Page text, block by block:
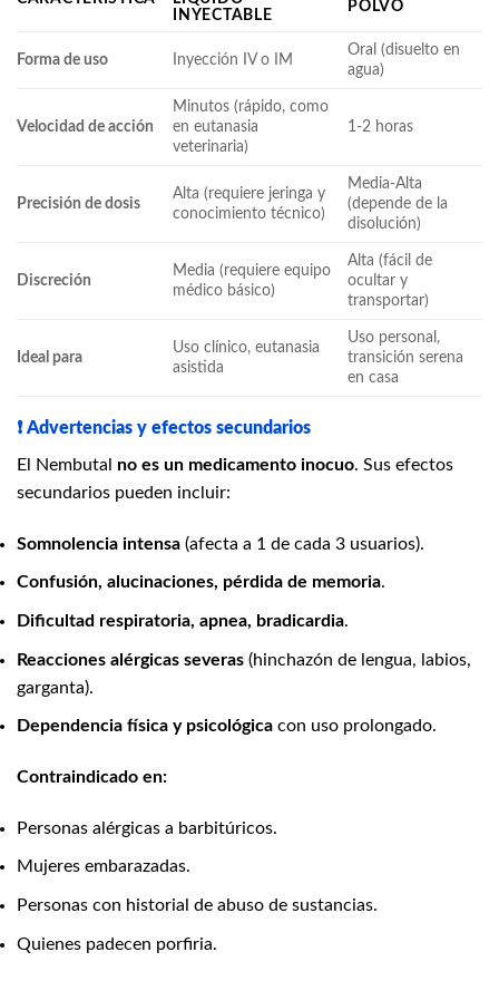
INYECTABLE
POLVO
Forma de uso Inyección IV o IM
Oral (disuelto en
agua)
Velocidad de acción
Minutos (rápido, como
en eutanasia
veterinaria)
1-2 horas
Precisión de dosis
Alta (requiere jeringa y
conocimiento técnico)
Media-Alta
(depende de la
disolución)
Discreción
Media (requiere equipo
médico básico)
Alta (fácil de
ocultar y
transportar)
Ideal para
Uso clínico, eutanasia
asistida
Uso personal,
transición serena
en casa
❗Advertencias y efectos secundarios
El Nembutal no es un medicamento inocuo. Sus efectos
secundarios pueden incluir:
Somnolencia intensa (afecta a 1 de cada 3 usuarios).
Confusión, alucinaciones, pérdida de memoria.
Dificultad respiratoria, apnea, bradicardia.
Reacciones alérgicas severas (hinchazón de lengua, labios,
garganta).
Dependencia física y psicológica con uso prolongado.
Contraindicado en:
Personas alérgicas a barbitúricos.
Mujeres embarazadas.
Personas con historial de abuso de sustancias.
Quienes padecen porfiria.